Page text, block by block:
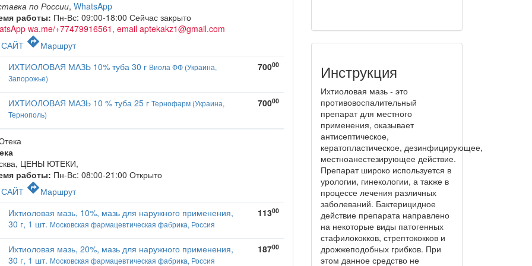
по России, WhatsApp
работы: Пн-Вс: 09:00-18:00 Сейчас закрыто
wa.me/+77479916561, email aptekakz1@gmail.com
САЙТ directionsМаршрут
ИХТИОЛОВАЯ МАЗЬ 10% туба 30 г Виола ФФ (Украина,
Запорожье)
70000
ИХТИОЛОВАЯ МАЗЬ 10 % туба 25 г Тернофарм (Украина,
Тернополь)
70000
ЦЕНЫ ЮТЕКИ,
работы: Пн-Вс: 08:00-21:00 Открыто
САЙТ directionsМаршрут
Ихтиоловая мазь, 10%, мазь для наружного применения,
30 г, 1 шт. Московская фармацевтическая фабрика, Россия
11300
Ихтиоловая мазь, 20%, мазь для наружного применения,
30 г, 1 шт. Московская фармацевтическая фабрика, Россия
18700
Инструкция
Ихтиоловая мазь - это
противовоспалительный
препарат для местного
применения, оказывает
антисептическое,
кератопластическое, дезинфицирующее,
местноанестезирующее действие.
Препарат широко используется в
урологии, гинекологии, а также в
процессе лечения различных
заболеваний. Бактерицидное
действие препарата направлено
на некоторые виды патогенных
стафилококков, стрептококков и
дрожжеподобных грибков. При
этом данное средство не